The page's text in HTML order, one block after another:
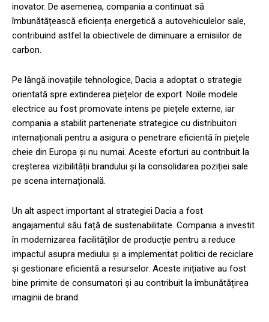
inovator. De asemenea, compania a continuat să
îmbunătățească eficiența energetică a autovehiculelor sale,
contribuind astfel la obiectivele de diminuare a emisiilor de
carbon.
Pe lângă inovațiile tehnologice, Dacia a adoptat o strategie
orientată spre extinderea piețelor de export. Noile modele
electrice au fost promovate intens pe piețele externe, iar
compania a stabilit parteneriate strategice cu distribuitori
internaționali pentru a asigura o penetrare eficientă în piețele
cheie din Europa și nu numai. Aceste eforturi au contribuit la
creșterea vizibilității brandului și la consolidarea poziției sale
pe scena internațională.
Un alt aspect important al strategiei Dacia a fost
angajamentul său față de sustenabilitate. Compania a investit
în modernizarea facilităților de producție pentru a reduce
impactul asupra mediului și a implementat politici de reciclare
și gestionare eficientă a resurselor. Aceste inițiative au fost
bine primite de consumatori și au contribuit la îmbunătățirea
imaginii de brand.